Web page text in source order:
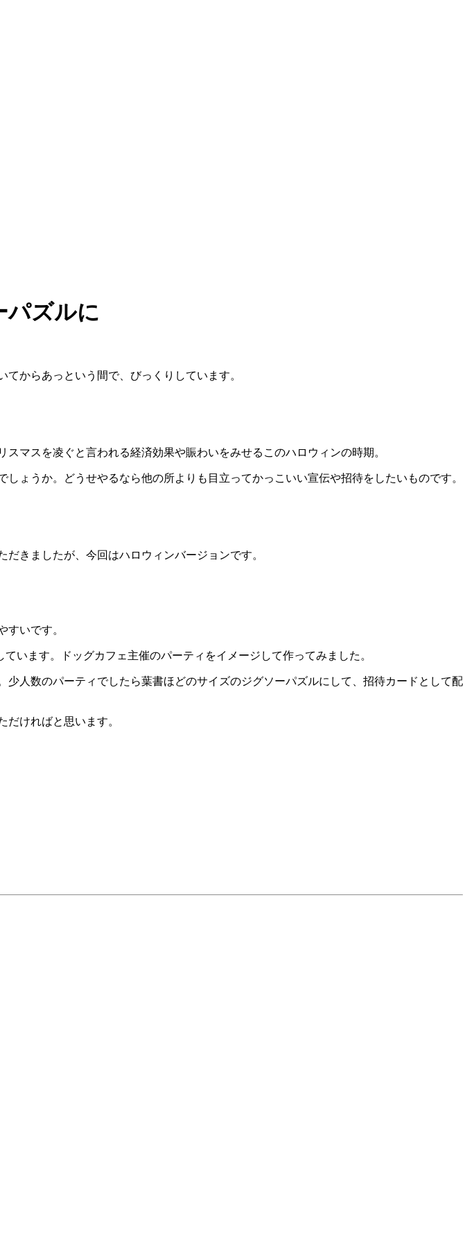
パズルに
からあっという間で、びっくりしています。
マスを凌ぐと言われる経済効果や賑わいをみせるこのハロウィンの時期。
ょうか。どうせやるなら他の所よりも目立ってかっこいい宣伝や招待をしたいものです。
きましたが、今回はハロウィンバージョンです。
すいです。
ます。ドッグカフェ主催のパーティをイメージして作ってみました。
人数のパーティでしたら葉書ほどのサイズのジグソーパズルにして、招待カードとして配
だければと思います。